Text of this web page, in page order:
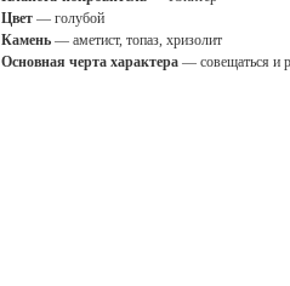
Цвет — голубой
Камень — аметист, топаз, хризолит
Основная черта характера — совещаться и